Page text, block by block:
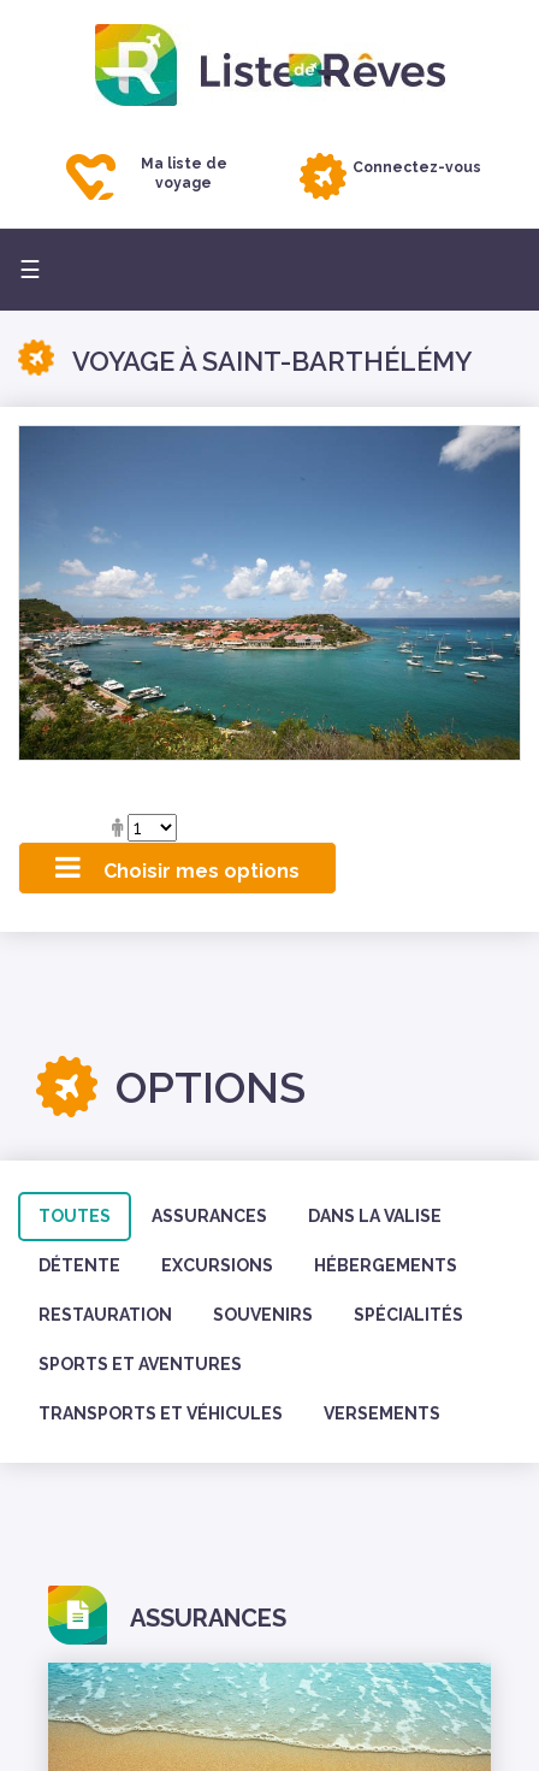
Ma liste de
voyage
Connectez-vous
Basculer
navigation
☰
VOYAGE À SAINT-BARTHÉLÉMY
Choisir mes options
OPTIONS
TOUTES ASSURANCES DANS LA VALISE
DÉTENTE EXCURSIONS HÉBERGEMENTS
RESTAURATION SOUVENIRS SPÉCIALITÉS
SPORTS ET AVENTURES
TRANSPORTS ET VÉHICULES VERSEMENTS
ASSURANCES